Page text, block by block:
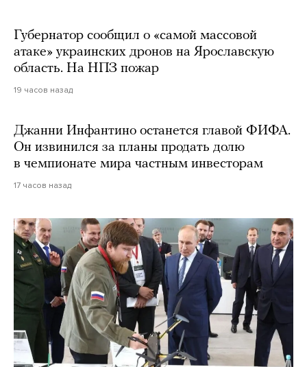
Губернатор сообщил о «самой массовой
атаке» украинских дронов на Ярославскую
область. На НПЗ пожар
19 часов назад
Джанни Инфантино останется главой ФИФА.
Он извинился за планы продать долю
в чемпионате мира частным инвесторам
17 часов назад